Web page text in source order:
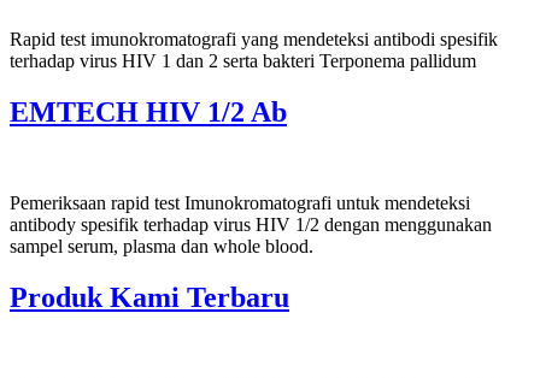
Rapid test imunokromatografi yang mendeteksi antibodi spesifik
terhadap virus HIV 1 dan 2 serta bakteri Terponema pallidum
EMTECH HIV 1/2 Ab
Pemeriksaan rapid test Imunokromatografi untuk mendeteksi
antibody spesifik terhadap virus HIV 1/2 dengan menggunakan
sampel serum, plasma dan whole blood.
Produk Kami Terbaru